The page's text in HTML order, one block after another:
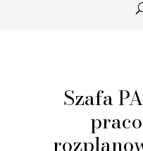
Szafa